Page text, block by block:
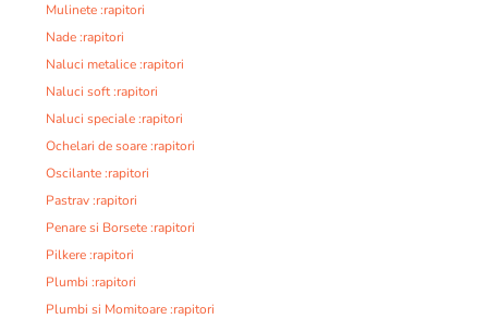
Mulinete :rapitori
Nade :rapitori
Naluci metalice :rapitori
Naluci soft :rapitori
Naluci speciale :rapitori
Ochelari de soare :rapitori
Oscilante :rapitori
Pastrav :rapitori
Penare si Borsete :rapitori
Pilkere :rapitori
Plumbi :rapitori
Plumbi si Momitoare :rapitori